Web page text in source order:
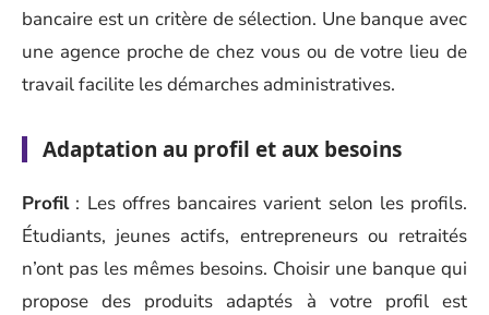
bancaire est un critère de sélection. Une banque avec
une agence proche de chez vous ou de votre lieu de
travail facilite les démarches administratives.
Adaptation au profil et aux besoins
Profil: Les offres bancaires varient selon les profils.
Étudiants, jeunes actifs, entrepreneurs ou retraités
n’ont pas les mêmes besoins. Choisir une banque qui
propose des produits adaptés à votre profil est